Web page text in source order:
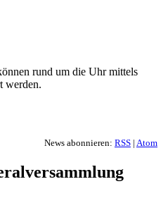
rund um die Uhr mittels
werden.
News abonnieren: RSS| Atom